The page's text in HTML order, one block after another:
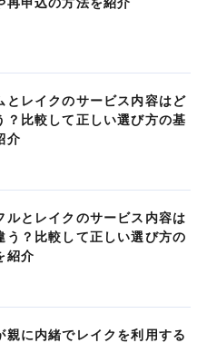
再申込の方法を紹介
とレイクのサービス内容はど
？比較して正しい選び方の基
介
ルとレイクのサービス内容は
う？比較して正しい選び方の
紹介
親に内緒でレイクを利用する